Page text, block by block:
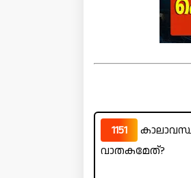
1151
വാതകമേത്?